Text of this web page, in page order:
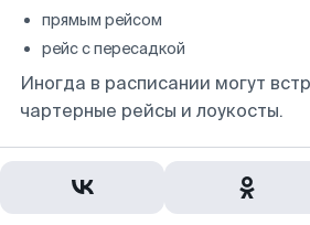
прямым рейсом
рейс с пересадкой
Иногда в расписании могут
чартерные рейсы и лоукосты.